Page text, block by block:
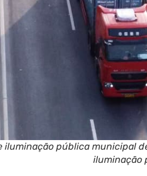
iluminação pública municipal
iluminação